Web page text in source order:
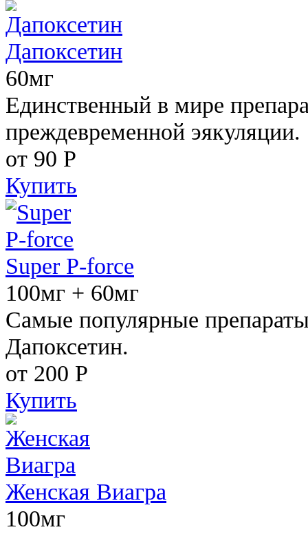
Дапоксетин
60мг
Единственный в мире
преждевременной эякуляции.
от 90 Р
Купить
Super P-force
100мг + 60мг
Самые популярные
Дапоксетин.
от 200 Р
Купить
Женская Виагра
100мг